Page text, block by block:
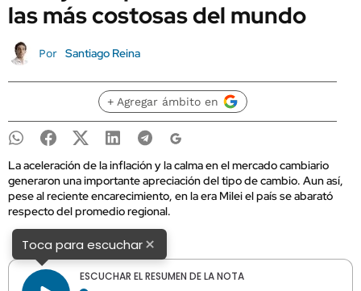
las más costosas del mundo
Por Santiago Reina
+ Agregar ámbito en
La aceleración de la inflación y la calma en el mercado cambiario
generaron una importante apreciación del tipo de cambio. Aun así,
pese al reciente encarecimiento, en la era Milei el país se abarató
respecto del promedio regional.
Toca para escuchar×
ESCUCHAR EL RESUMEN DE LA NOTA